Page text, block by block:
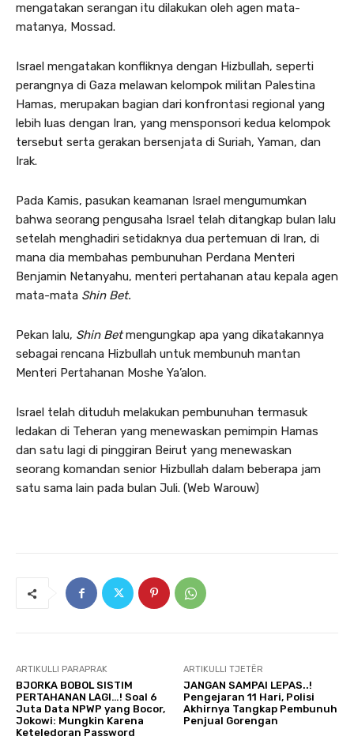
mengatakan serangan itu dilakukan oleh agen mata-
matanya, Mossad.
Israel mengatakan konfliknya dengan Hizbullah, seperti
perangnya di Gaza melawan kelompok militan Palestina
Hamas, merupakan bagian dari konfrontasi regional yang
lebih luas dengan Iran, yang mensponsori kedua kelompok
tersebut serta gerakan bersenjata di Suriah, Yaman, dan
Irak.
Pada Kamis, pasukan keamanan Israel mengumumkan
bahwa seorang pengusaha Israel telah ditangkap bulan lalu
setelah menghadiri setidaknya dua pertemuan di Iran, di
mana dia membahas pembunuhan Perdana Menteri
Benjamin Netanyahu, menteri pertahanan atau kepala agen
mata-mata Shin Bet.
Pekan lalu, Shin Betmengungkap apa yang dikatakannya
sebagai rencana Hizbullah untuk membunuh mantan
Menteri Pertahanan Moshe Ya’alon.
Israel telah dituduh melakukan pembunuhan termasuk
ledakan di Teheran yang menewaskan pemimpin Hamas
dan satu lagi di pinggiran Beirut yang menewaskan
seorang komandan senior Hizbullah dalam beberapa jam
satu sama lain pada bulan Juli. (Web Warouw)
ARTIKULLI PARAPRAK
BJORKA BOBOL SISTIM
PERTAHANAN LAGI…! Soal 6
Juta Data NPWP yang Bocor,
Jokowi: Mungkin Karena
Keteledoran Password
ARTIKULLI TJETËR
JANGAN SAMPAI LEPAS..!
Pengejaran 11 Hari, Polisi
Akhirnya Tangkap Pembunuh
Penjual Gorengan